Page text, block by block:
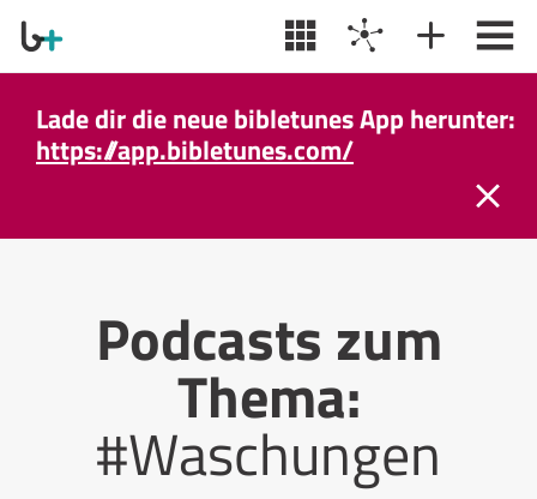
Lade dir die neue bibletunes App herunter:
https://app.bibletunes.com/
Podcasts zum
Thema:
#Waschungen